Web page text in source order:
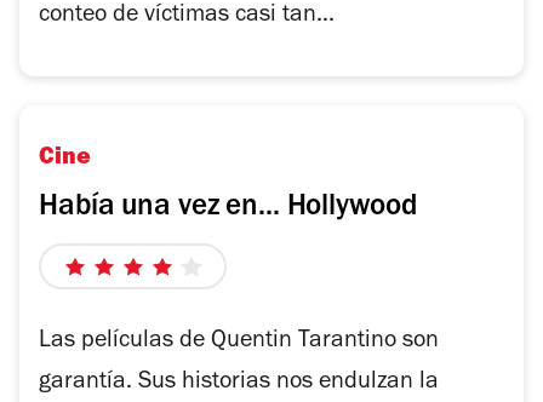
conteo de víctimas casi tan...
Cine
Había una vez en... Hollywood
4
5
estrellas
Las películas de Quentin Tarantino son
garantía. Sus historias nos endulzan la